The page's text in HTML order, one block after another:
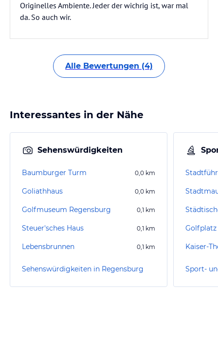
Originelles Ambiente. Jeder der wichrig ist, war mal
da. So auch wir.
Alle Bewertungen (4)
Interessantes in der Nähe
Sehenswürdigkeiten
Baumburger Turm 0,0 km
Goliathhaus 0,0 km
Golfmuseum Regensburg 0,1 km
Steuer'sches Haus 0,1 km
Lebensbrunnen 0,1 km
Sehenswürdigkeiten in Regensburg
Kaiser-